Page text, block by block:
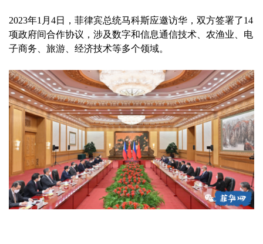
2023年1月4日，菲律宾总统马科斯应邀访华，双方签署了14
项政府间合作协议，涉及数字和信息通信技术、农渔业、电
子商务、旅游、经济技术等多个领域。